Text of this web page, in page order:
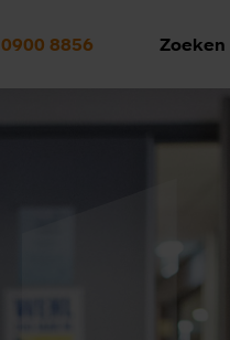
0900 8856 Zoeken